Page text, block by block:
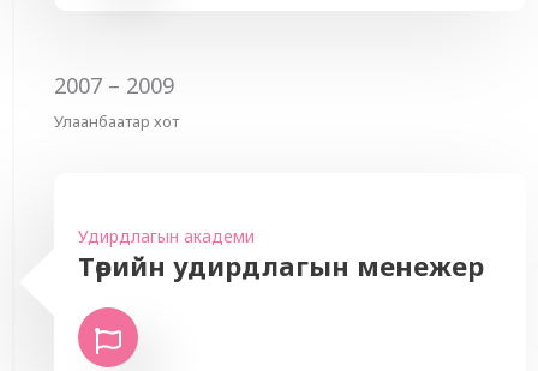
Удирдлагын академи
Төрийн удирдлагын менежер
2007 – 2009
Улаанбаатар хот